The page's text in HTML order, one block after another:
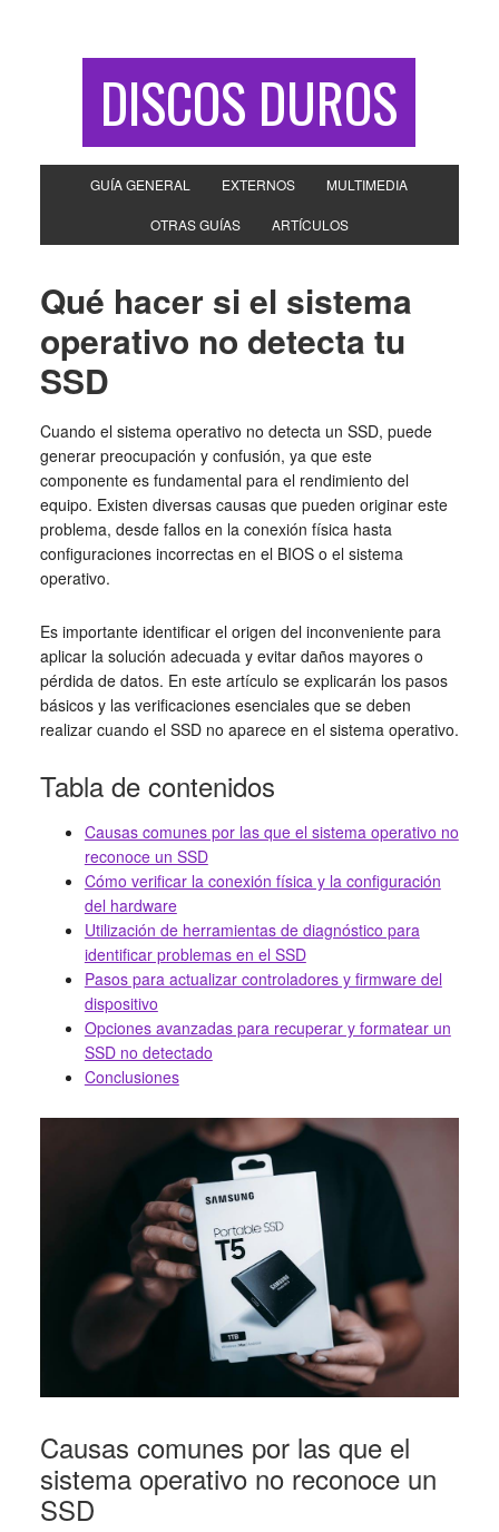
DISCOS DUROS
GUÍA GENERAL EXTERNOS MULTIMEDIA
OTRAS GUÍAS ARTÍCULOS
Qué hacer si el sistema
operativo no detecta tu
SSD
Cuando el sistema operativo no detecta un SSD, puede
generar preocupación y confusión, ya que este
componente es fundamental para el rendimiento del
equipo. Existen diversas causas que pueden originar este
problema, desde fallos en la conexión física hasta
configuraciones incorrectas en el BIOS o el sistema
operativo.
Es importante identificar el origen del inconveniente para
aplicar la solución adecuada y evitar daños mayores o
pérdida de datos. En este artículo se explicarán los pasos
básicos y las verificaciones esenciales que se deben
realizar cuando el SSD no aparece en el sistema operativo.
Tabla de contenidos
Causas comunes por las que el sistema operativo no
reconoce un SSD
Cómo verificar la conexión física y la configuración
del hardware
Utilización de herramientas de diagnóstico para
identificar problemas en el SSD
Pasos para actualizar controladores y firmware del
dispositivo
Opciones avanzadas para recuperar y formatear un
SSD no detectado
Conclusiones
Causas comunes por las que el
sistema operativo no reconoce un
SSD